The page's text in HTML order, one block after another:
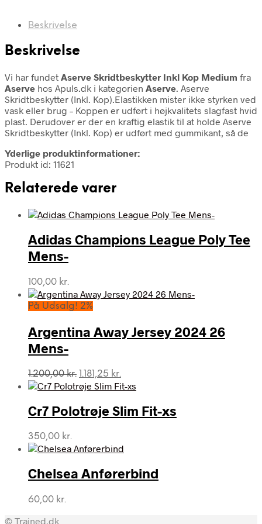
Beskrivelse
Beskrivelse
Vi har fundet Aserve Skridtbeskytter Inkl Kop Medium fra
Aserve hos Apuls.dk i kategorien Aserve. Aserve
Skridtbeskytter (Inkl. Kop).Elastikken mister ikke styrken ved
vask eller brug – Koppen er udført i højkvalitets slagfast hvid
plast. Derudover er der en kraftig elastik til at holde Aserve
Skridtbeskytter (Inkl. Kop) er udført med gummikant, så de
Yderlige produktinformationer:
Produkt id: 11621
Relaterede varer
Adidas Champions League Poly Tee
Mens-
100,00 kr.
På Udsalg! 2%
Argentina Away Jersey 2024 26
Mens-
1.200,00kr. Den
oprindelige
var:
1.200,00 kr..
1.181,25 kr.
aktuelle
er:
1.181,25 kr..
Cr7 Polotrøje Slim Fit-xs
350,00 kr.
Chelsea Anførerbind
60,00 kr.
© Trained.dk